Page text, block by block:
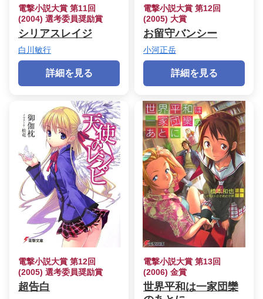
電撃小説大賞 第11回
(2004) 選考委員奨励賞
シリアスレイジ
白川敏行
詳細を見る
電撃小説大賞 第12回
(2005) 大賞
お留守バンシー
小河正岳
詳細を見る
電撃小説大賞 第12回
(2005) 選考委員奨励賞
超告白
電撃小説大賞 第13回
(2006) 金賞
世界平和は一家団欒